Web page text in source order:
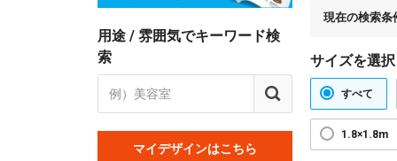
用途 / 雰囲気でキーワード検
索
マイデザインはこちら
現在の検索条
サイズを選
すべて
1.8×1.8m